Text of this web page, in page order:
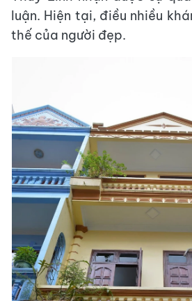
luận. Hiện tại, điều nhiều
thế của người đẹp.